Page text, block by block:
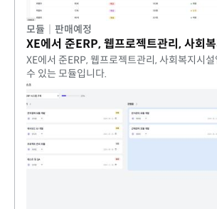
모듈 판매예정
XE에서 준ERP, 웹프로젝트관리, 사회복지시
수 있는 모듈입니다.